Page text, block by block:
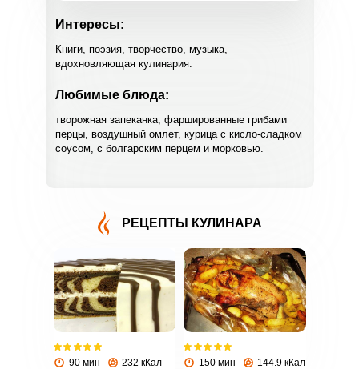
Интересы:
Книги, поэзия, творчество, музыка,
вдохновляющая кулинария.
Любимые блюда:
творожная запеканка, фаршированные грибами
перцы, воздушный омлет, курица с кисло-сладком
соусом, с болгарским перцем и морковью.
РЕЦЕПТЫ КУЛИНАРА
90 мин 232 кКал 150 мин 144.9 кКал
ВХОД НА САЙТ РЕГИСТРАЦИЯ
с помощью социальных сетей: